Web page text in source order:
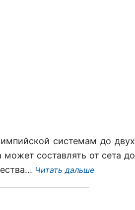
системам до двух
составлять от сета до
Читать дальше